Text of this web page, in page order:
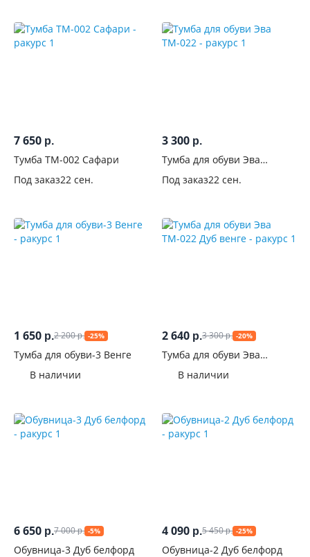
7 650 р.
Тумба ТМ-002 Сафари
Под заказ22 сен.
3 300 р.
Тумба для обуви Эва
Под заказ22 сен.
1 650 р.2 200р. -25%
Тумба для обуви-3 Венге
В наличии
2 640 р.3 300р. -20%
Тумба для обуви Эва
В наличии
6 650 р.7 000р. -5%
Обувница-3 Дуб белфорд
4 090 р.5 450р. -25%
Обувница-2 Дуб белфорд
Для
офиса
Тип
дверей
ящиками
ручками
На
колесиках
фасадов